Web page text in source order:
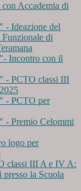
Accademia di
- Ideazione del
di
Incontro con il
- PCTO classi III
- PCTO per
- Premio Celommi
logo per
classi III A e IV A:
la Scuola